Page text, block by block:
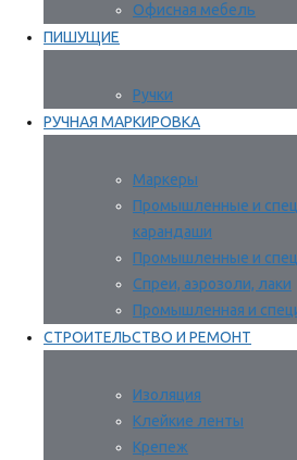
Офисная мебель
ПИШУЩИЕ
Ручки
РУЧНАЯ МАРКИРОВКА
Маркеры
Промышленные и
карандаши
Промышленные и
Спреи, аэрозоли, лаки
Промышленная и
СТРОИТЕЛЬСТВО И РЕМОНТ
Изоляция
Клейкие ленты
Крепеж